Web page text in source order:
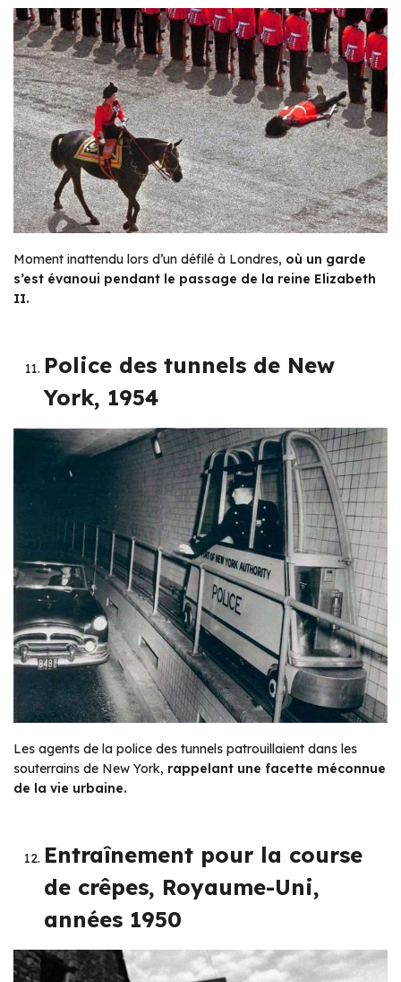
Moment inattendu lors d’un défilé à Londres, où un garde
s’est évanoui pendant le passage de la reine Elizabeth
II.
Police des tunnels de New
York, 1954
Les agents de la police des tunnels patrouillaient dans les
souterrains de New York, rappelant une facette méconnue
de la vie urbaine.
Entraînement pour la course
de crêpes, Royaume-Uni,
années 1950